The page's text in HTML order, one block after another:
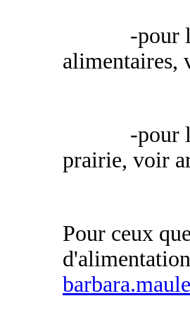
-pour
alimentaires,
-pour
prairie, voir
Pour ceux